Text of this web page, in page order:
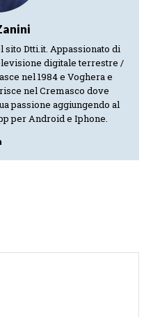
Dtti.it. Appassionato di
digitale terrestre /
nel 1984 e Voghera e
nel Cremasco dove
passione aggiungendo al
per Android e Iphone.